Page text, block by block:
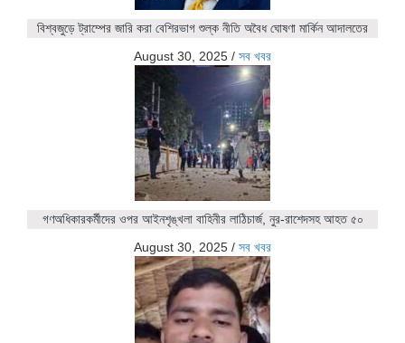
বিশ্বজুড়ে ট্রাম্পের জারি করা বেশিরভাগ শুল্ক নীতি অবৈধ ঘোষণা মার্কিন আদালতের
August 30, 2025 / সব খবর
গণঅধিকারকর্মীদের ওপর আইনশৃঙ্খলা বাহিনীর লাঠিচার্জ, নুর-রাশেদসহ আহত ৫০
August 30, 2025 / সব খবর